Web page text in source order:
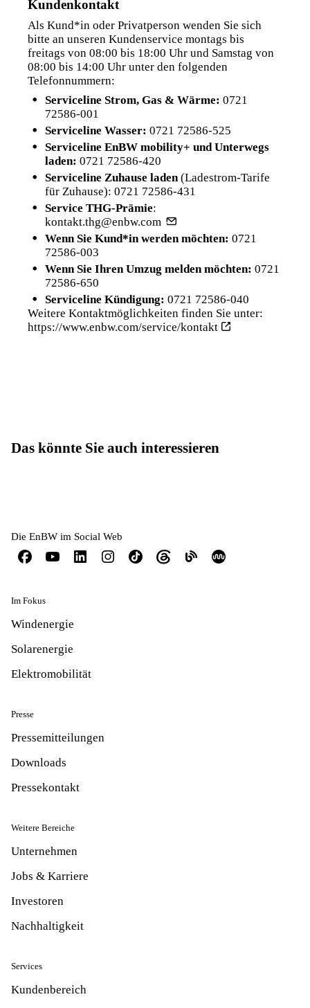
Kundenkontakt
Als Kund*in oder Privatperson wenden Sie sich
bitte an unseren Kundenservice montags bis
freitags von 08:00 bis 18:00 Uhr und Samstag von
08:00 bis 14:00 Uhr unter den folgenden
Telefonnummern:
Serviceline Strom, Gas & Wärme: 0721
72586-001
Serviceline Wasser: 0721 72586-525
Serviceline EnBW mobility+ und Unterwegs
laden: 0721 72586-420
Serviceline Zuhause laden(Ladestrom-Tarife
für Zuhause): 0721 72586-431
Service THG-Prämie:
kontakt.thg@enbw.com
Wenn Sie Kund*in werden möchten: 0721
72586-003
Wenn Sie Ihren Umzug melden möchten: 0721
72586-650
Serviceline Kündigung: 0721 72586-040
Weitere Kontaktmöglichkeiten finden Sie unter:
https://www.enbw.com/service/kontakt
Das könnte Sie auch interessieren
Die EnBW im Social Web
Im Fokus
Windenergie
Solarenergie
Elektromobilität
Presse
Pressemitteilungen
Downloads
Pressekontakt
Weitere Bereiche
Unternehmen
Jobs & Karriere
Investoren
Nachhaltigkeit
Services
Kundenbereich